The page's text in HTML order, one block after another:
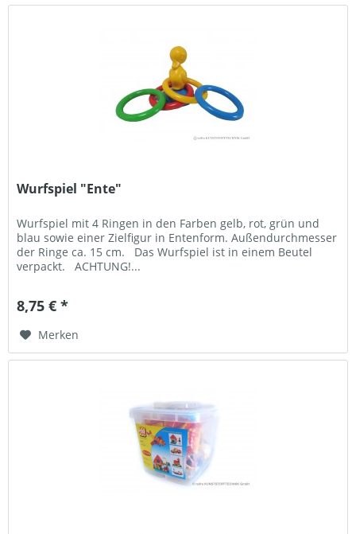
Wurfspiel "Ente"
Wurfspiel mit 4 Ringen in den Farben gelb, rot, grün und
blau sowie einer Zielfigur in Entenform. Außendurchmesser
der Ringe ca. 15 cm. Das Wurfspiel ist in einem Beutel
verpackt. ACHTUNG!...
8,75 € *
Merken